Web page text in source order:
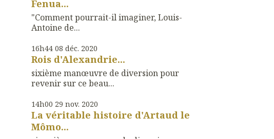
Fenua...
"Comment pourrait-il imaginer, Louis-
Antoine de...
16h44 08 déc. 2020
Rois d'Alexandrie...
sixième manœuvre de diversion pour
revenir sur ce beau...
14h00 29 nov. 2020
La véritable histoire d'Artaud le
Mômo...